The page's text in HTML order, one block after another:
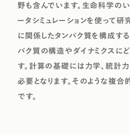
野も含んでいます。生命科学の
ータシミュレーションを使って研
に関係したタンパク質を構成す
パク質の構造やダイナミクスに
す。計算の基礎には力学、統計
必要となります。そのような複
です。